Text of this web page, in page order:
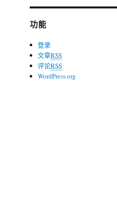
功能
登录
文章RSS
评论RSS
WordPress.org